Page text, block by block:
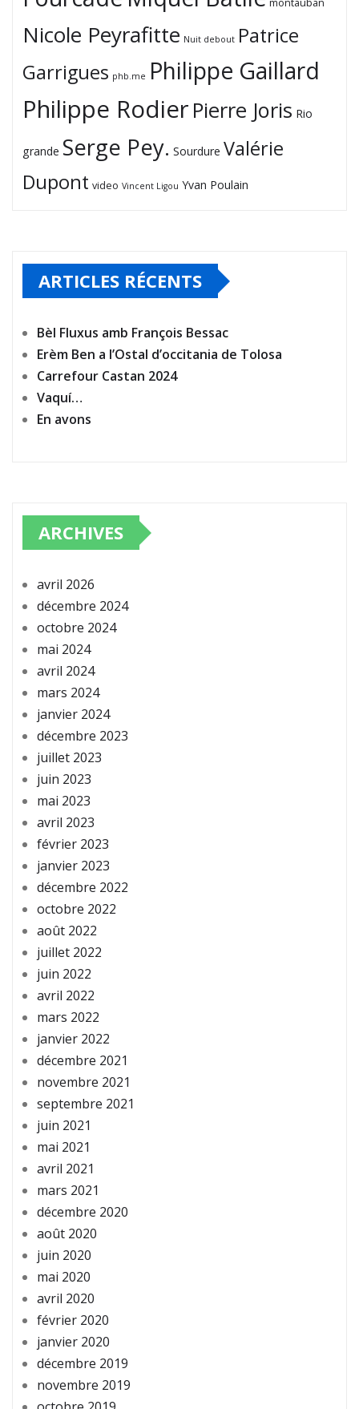
montauban
Nicole Peyrafitte Nuit debout Patrice
Garrigues phb.me Philippe Gaillard
Philippe Rodier Pierre Joris Rio
grande Serge Pey. Sourdure Valérie
Dupont video Vincent Ligou Yvan Poulain
ARTICLES RÉCENTS
Bèl Fluxus amb François Bessac
Erèm Ben a l’Ostal d’occitania de Tolosa
Carrefour Castan 2024
Vaquí…
En avons
ARCHIVES
avril 2026
décembre 2024
octobre 2024
mai 2024
avril 2024
mars 2024
janvier 2024
décembre 2023
juillet 2023
juin 2023
mai 2023
avril 2023
février 2023
janvier 2023
décembre 2022
octobre 2022
août 2022
juillet 2022
juin 2022
avril 2022
mars 2022
janvier 2022
décembre 2021
novembre 2021
septembre 2021
juin 2021
mai 2021
avril 2021
mars 2021
décembre 2020
août 2020
juin 2020
mai 2020
avril 2020
février 2020
janvier 2020
décembre 2019
novembre 2019